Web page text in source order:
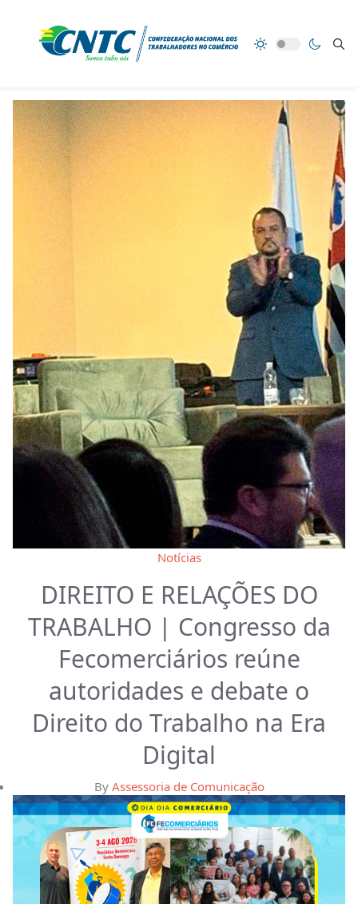
Notícias
DIREITO E RELAÇÕES DO
TRABALHO | Congresso da
Fecomerciários reúne
autoridades e debate o
Direito do Trabalho na Era
Digital
By Assessoria de Comunicação